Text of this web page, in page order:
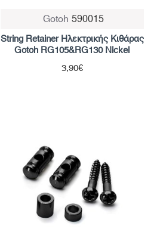
Gotoh 590015
String Retainer Ηλεκτρικής Κιθάρας
Gotoh RG105&RG130 Nickel
3,90€